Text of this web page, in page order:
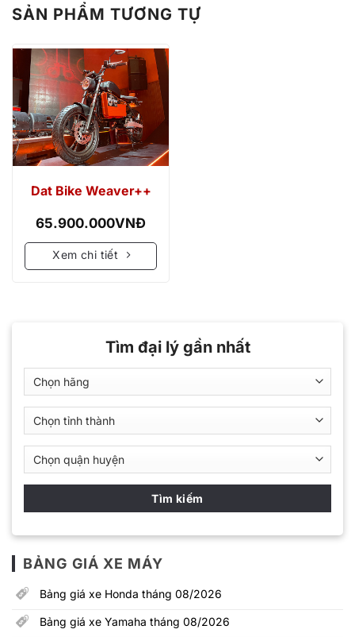
SẢN PHẨM TƯƠNG TỰ
Dat Bike Weaver++
65.900.000VNĐ
Xem chi tiết
Tìm đại lý gần nhất
BẢNG GIÁ XE MÁY
Bảng giá xe Honda tháng 08/2026
Bảng giá xe Yamaha tháng 08/2026